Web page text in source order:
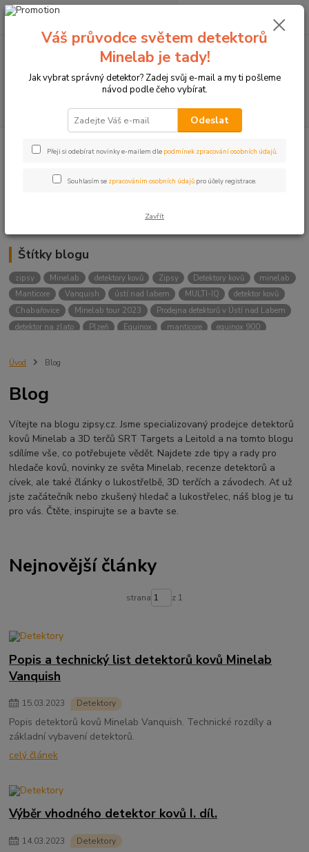
+420774877333
0 Kč
Kategorie blogu
Detektory
Štítky blogu
zipsy Minelab detektory kovů Zipsy Detektory kovů
minelab
Manticore
Vanquish ústí nad labem MULTI-IQ
detektor kovů
Chabařovice
Minelab tour 2023
Prodejna detektorů v Ústí nad Labem
detektor na zlato
Plzeň Equinox manticore
equinox 900
Sraz detektorářů
ÚSTÍ NAD LABEM
Jídlo na cesty
Mníšek u Liberece Karlovy Vary
Equinox 900
Soutěž o detektor
Severní Čechy
hledání pokladů
technologie Multi IQ
Úvod Blog
Blog
Vítejte na blogu zipsy.cz. Jsme specializovaný prodejce detektorů
kovů Minelab a 3D terčů SRT Targets a Leitold a na tomto blogu
sdílíme vše, co potřebujete vědět. Najdete zde tipy a rady pro
hledače kovů, novinky ze světa Minelab, recenze detektorů a
cívek, ale také články o lukostřelbě, 3D terčích a závodech. Ať už
jste začátečník nebo zkušený hledač a lukostřelec, náš blog je tu
pro vás. Čtěte, inspirujte se a bavte se.
Nejnovější články
strana z 1
Popis a technický list detektorů kovů Minelab
Vanquish
15.03.2023 Detektory
Popis detektorů kovů Minelab Vanquish. Technické rozdíly a
základní vybavení detektorů.
celý článek
Výběr vhodného detektor kovů I. díl.
14.03.2023 Detektory
Váš průvodce světem detektorů
Minelab je tady!
Jak vybrat správný detektor? Zadej svůj e-mail a my ti pošleme
návod podle čeho vybírat.
Odeslat
Přeji si odebírat novinky e-mailem dle podmínek zpracování osobních údajů.
Souhlasím se zpracováním osobních údajů pro účely registrace.
Zavřít